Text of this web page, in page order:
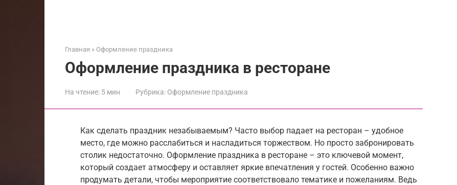
Главная » Оформление праздника
Оформление праздника в ресторане
На чтение: 5 мин Рубрика: Оформление праздника
Как сделать праздник незабываемым? Часто выбор падает на ресторан – удобное
место, где можно расслабиться и насладиться торжеством. Но просто забронировать
столик недостаточно. Оформление праздника в ресторане – это ключевой момент,
который создает атмосферу и оставляет яркие впечатления у гостей. Особенно важно
продумать детали, чтобы мероприятие соответствовало тематике и пожеланиям. Ведь